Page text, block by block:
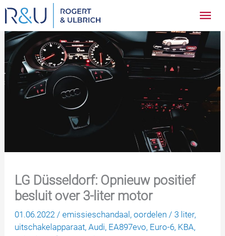
Ga
naar
inhoud
LG Düsseldorf: Opnieuw positief
besluit over 3-liter motor
01.06.2022/emissieschandaal ,oordelen / 3 liter,
uitschakelapparaat,Audi, EA897evo, Euro-6, KBA,